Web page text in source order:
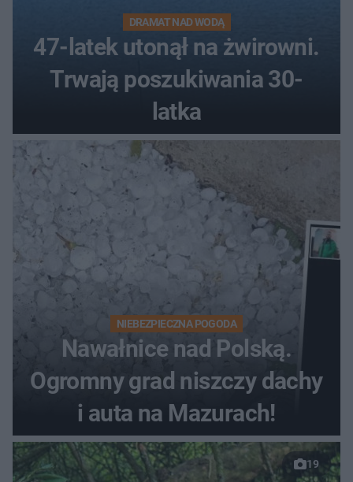
DRAMAT NAD WODĄ
47-latek utonął na żwirowni.
Trwają poszukiwania 30-
latka
NIEBEZPIECZNA POGODA
Nawałnice nad Polską.
Ogromny grad niszczy dachy
i auta na Mazurach!
19